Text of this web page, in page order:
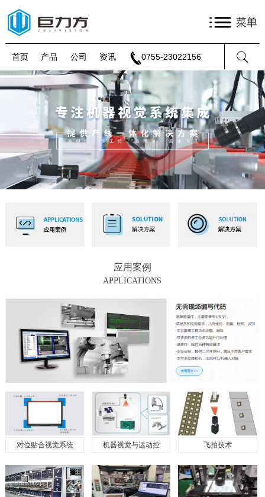
首页 产品 公司 资讯 0755-23022156
应用案例
APPLICATIONS
对位贴合视觉系统 机器视觉与运动控 飞拍技术